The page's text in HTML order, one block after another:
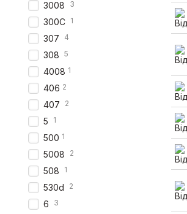
3008 3
300C 1
307 4
308 5
4008 1
406 2
407 2
5 1
500 1
5008 2
508 1
530d 2
6 3